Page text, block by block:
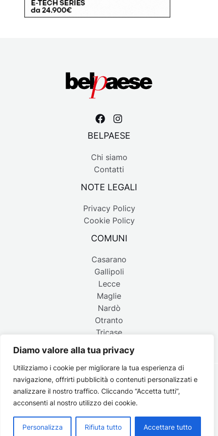
Diamo valore alla tua privacy
Utilizziamo i cookie per migliorare la tua esperienza di
navigazione, offrirti pubblicità o contenuti personalizzati e
analizzare il nostro traffico. Cliccando “Accetta tutti”,
acconsenti al nostro utilizzo dei cookie.
Personalizza Rifiuta tutto Accettare tutto
BELPAESE
Chi siamo
Contatti
NOTE LEGALI
Privacy Policy
Cookie Policy
COMUNI
Casarano
Gallipoli
Lecce
Maglie
Nardò
Otranto
Tricase
Copyright © 2026 Belpaese | Periodico d'informazione del
Salento - P.IVA 4637850753 - Testata registrata il 18 gennaio